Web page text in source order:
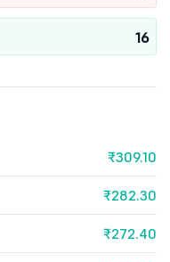
16
₹309.10
₹282.30
₹272.40